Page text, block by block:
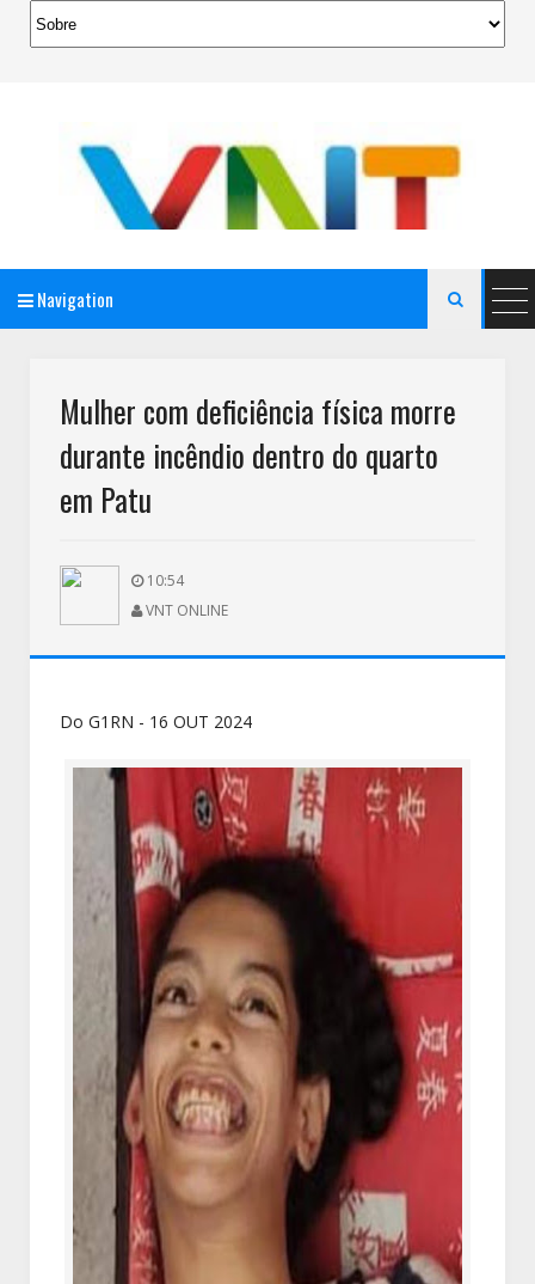
Navigation 
Mulher com deficiência física morre
durante incêndio dentro do quarto
em Patu
10:54
VNT ONLINE
Do G1RN - 16 OUT 2024